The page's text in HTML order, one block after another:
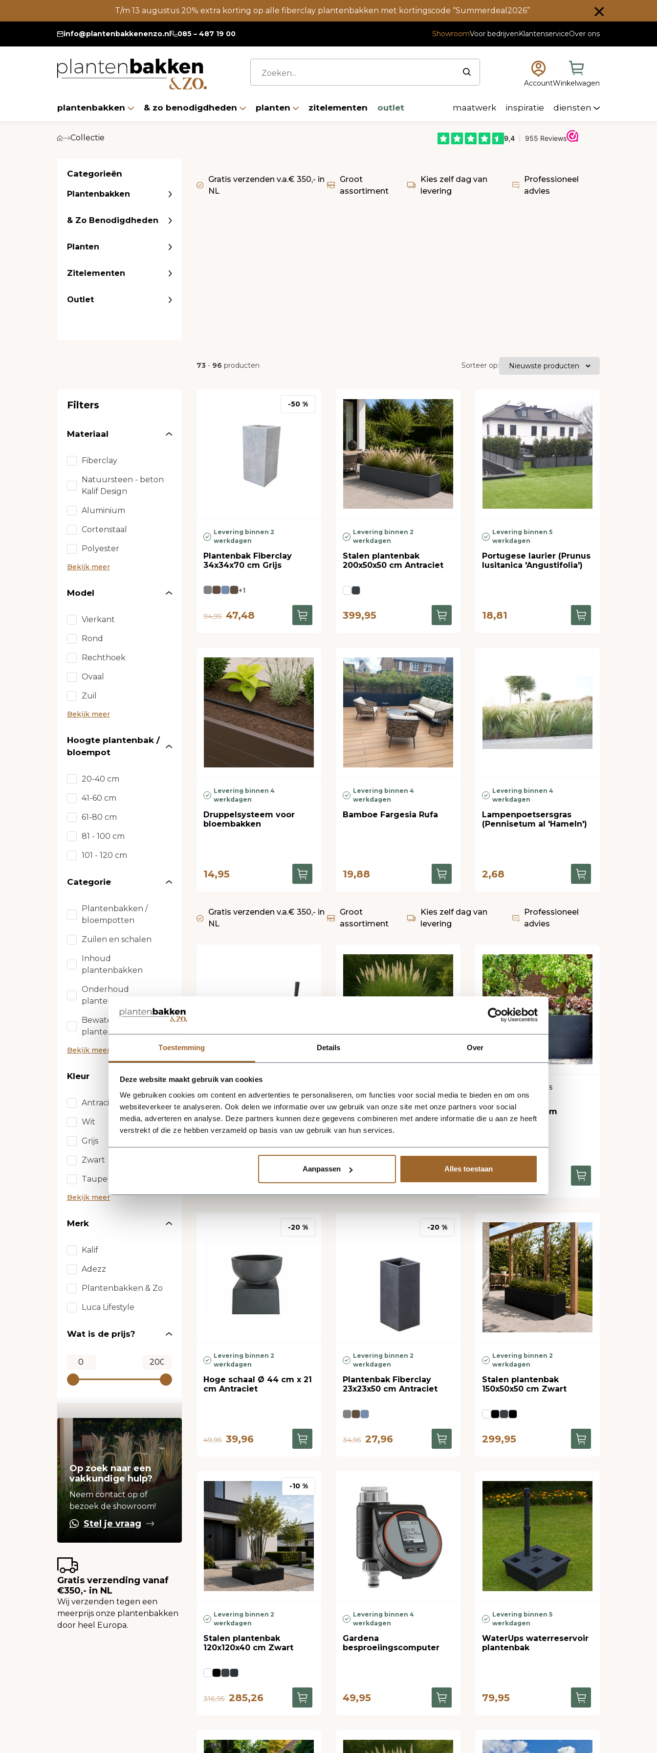
Toestemming Details Over
Deze website maakt gebruik van cookies
We gebruiken cookies om content en advertenties te personaliseren, om functies voor social media te bieden en om ons
websiteverkeer te analyseren. Ook delen we informatie over uw gebruik van onze site met onze partners voor social
media, adverteren en analyse. Deze partners kunnen deze gegevens combineren met andere informatie die u aan ze heeft
verstrekt of die ze hebben verzameld op basis van uw gebruik van hun services.
Aanpassen Alles toestaan
T/m 13 augustus 20% extra korting op alle fiberclay plantenbakken met kortingscode “Summerdeal2026”
info@plantenbakkenenzo.nl 085 – 487 19 00 ShowroomVoor bedrijvenKlantenserviceOver ons
AccountWinkelwagen
plantenbakken & zo benodigdheden planten zitelementen outlet maatwerk inspiratie diensten
Collectie
Categorieën
Plantenbakken
& Zo Benodigdheden
Planten
Zitelementen
Outlet
Gratis verzenden v.a.€ 350,- in
NL
Groot
assortiment
Kies zelf dag van
levering
Professioneel
advies
73 - 96 producten Sorteer op:
Filters
Materiaal
Fiberclay
Natuursteen - beton
Kalif Design
Aluminium
Cortenstaal
Polyester
Bekijk meer
Model
Vierkant
Rond
Rechthoek
Ovaal
Zuil
Bekijk meer
Hoogte plantenbak /
bloempot
20-40 cm
41-60 cm
61-80 cm
81 - 100 cm
101 - 120 cm
Categorie
Plantenbakken /
bloempotten
Zuilen en schalen
Inhoud
plantenbakken
Onderhoud
plantenbakken
Bewatering
plantenbakken
Bekijk meer
Kleur
Antraciet / zwartgrijs
Wit
Grijs
Zwart
Taupe
Bekijk meer
Merk
Kalif
Adezz
Plantenbakken & Zo
Luca Lifestyle
Wat is de prijs?
Op zoek naar een
vakkundige hulp?
Neem contact op of
bezoek de showroom!
Stel je vraag
Gratis verzending vanaf
€350,- in NL
Wij verzenden tegen een
meerprijs onze plantenbakken
door heel Europa.
-50 %
Levering binnen 2
werkdagen
Plantenbak Fiberclay
34x34x70 cm Grijs
+1
94,95 47,48
Levering binnen 2
werkdagen
Stalen plantenbak
200x50x50 cm Antraciet
399,95
Levering binnen 5
werkdagen
Portugese laurier (Prunus
lusitanica 'Angustifolia')
18,81
Levering binnen 4
werkdagen
Druppelsysteem voor
bloembakken
14,95
Levering binnen 4
werkdagen
Bamboe Fargesia Rufa
19,88
Levering binnen 4
werkdagen
Lampenpoetsersgras
(Pennisetum al 'Hameln')
2,68
Gratis verzenden v.a.€ 350,- in
NL
Groot
assortiment
Kies zelf dag van
levering
Professioneel
advies
werkdagen
WaterUps waterreservoir
plantenbak 85x26x9 cm
Crèmewit plantenbak op
maat van aluminium (RAL
9001 mat)
Levering binnen 5
werkdagen
Oude perenboom
Prijs op
aanvraag
-20 %
Levering binnen 2
werkdagen
Hoge schaal Ø 44 cm x 21
cm Antraciet
49,95 39,96
-20 %
Levering binnen 2
werkdagen
Plantenbak Fiberclay
23x23x50 cm Antraciet
34,95 27,96
Levering binnen 2
werkdagen
Stalen plantenbak
150x50x50 cm Zwart
299,95
-10 %
Levering binnen 2
werkdagen
Stalen plantenbak
120x120x40 cm Zwart
316,95 285,26
Levering binnen 4
werkdagen
Gardena
besproeiingscomputer
49,95
Levering binnen 5
werkdagen
WaterUps waterreservoir
plantenbak
79,95